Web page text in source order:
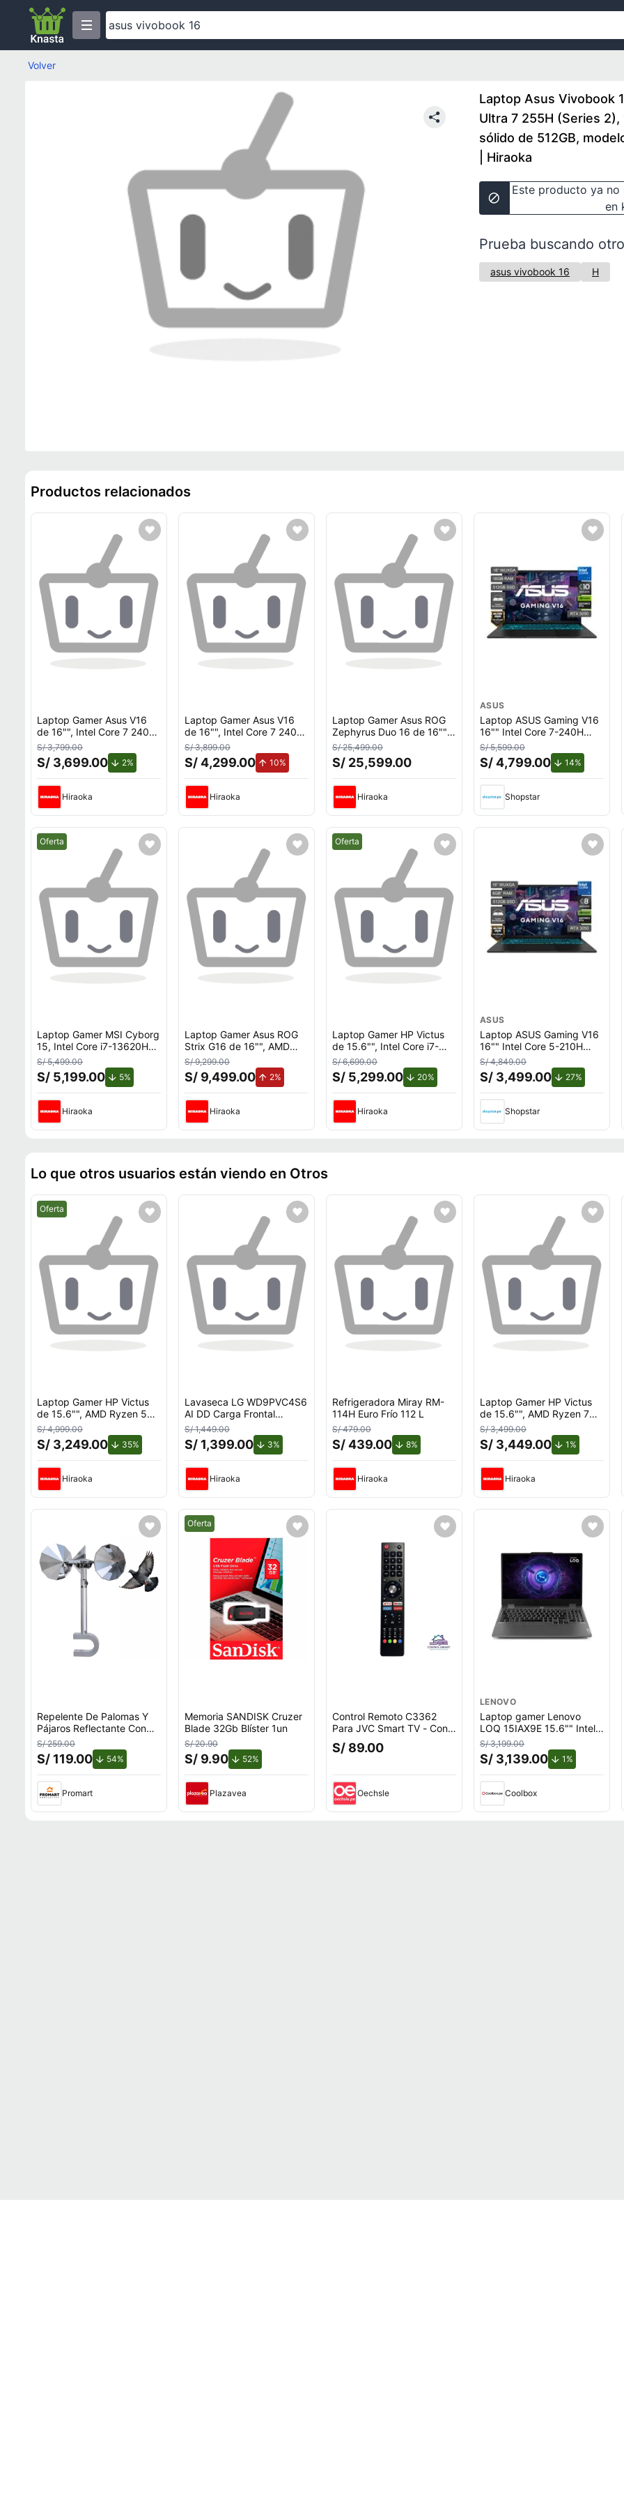
Volver
Laptop Asus Vivobook
Ultra 7 255H (Series 2),
sólido de 512GB,
| Hiraoka
Este producto ya no
en
Prueba buscando
asus vivobook 16 H
Productos relacionados
Laptop Gamer Asus V16
de 16"", Intel Core 7 240H
(Series 2), NVIDIA GeForce
RTX 3050, 16GB RAM,
disco sólido de 512GB,
modelo V3607VJ-RP096W
S/ 3,799.00
S/ 3,699.00 2% de descuento.
Hiraoka
Laptop Gamer Asus V16
de 16"", Intel Core 7 240H,
NVIDIA GeForce RTX
4050, 16GB RAM, disco
sólido de 512GB, modelo
V3607VU-RP036W
S/ 3,899.00
S/ 4,299.00 10% de aumento.
Hiraoka
Laptop Gamer Asus ROG
Zephyrus Duo 16 de 16"",
Intel Core Ultra 9 386H
(Series 3), NVIDIA GeForce
RTX 5090, 64GB RAM,
disco sólido de 2TB,
modelo GX651AX-SR058W
S/ 25,499.00
S/ 25,599.00
Hiraoka
ASUS
Laptop ASUS Gaming V16
16"" Intel Core 7-240H
16GB 512GB SSD
RTX5050
S/ 5,599.00
S/ 4,799.00 14% de
Shopstar
Mejor precio.
Oferta
Laptop Gamer MSI Cyborg
15, Intel Core i7-13620H
(13va Gen), NVIDIA
GeForce RTX 5060, 16GB
RAM, disco sólido de
512GB, modelo B13WEKG
S/ 5,499.00
S/ 5,199.00 5%
Hiraoka
Laptop Gamer Asus ROG
Strix G16 de 16"", AMD
Ryzen 9 9955HX, NVIDIA
GeForce RTX 5070, 16GB
RAM, disco sólido de 1TB,
modelo G614FP-RV010W
S/ 9,299.00
S/ 9,499.00 2%
Hiraoka
Mejor precio.
Oferta
Laptop Gamer HP Victus
de 15.6"", Intel Core i7-
13620H (13va Gen),
NVIDIA GeForce RTX
4050, 16GB RAM, disco
sólido de 1TB, modelo 15-
fa2012la
S/ 6,699.00
S/ 5,299.00 20% de descuento.
Hiraoka
ASUS
Laptop ASUS Gaming V16
16"" Intel Core 5-210H
8GB 512GB SSD RTX3050
S/ 4,849.00
S/ 3,499.00 27% de
Shopstar
Lo que otros usuarios están viendo en Otros
Mejor precio.
Oferta
Laptop Gamer HP Victus
de 15.6"", AMD Ryzen 5
7535HS, NVIDIA GeForce
RTX 3050, 12GB RAM,
disco sólido de 512GB,
modelo 15-fb3058la
S/ 4,999.00
S/ 3,249.00 35% de descuento.
Hiraoka
Lavaseca LG WD9PVC4S6
AI DD Carga Frontal
9kg/5kg
S/ 1,449.00
S/ 1,399.00 3% de descuento.
Hiraoka
Refrigeradora Miray RM-
114H Euro Frío 112 L
S/ 479.00
S/ 439.00 8%
Hiraoka
Laptop Gamer HP Victus
de 15.6"", AMD Ryzen 7
7445H, NVIDIA GeForce
RTX 3050, 16GB RAM,
disco sólido de 512GB,
modelo 15-fb3020la
S/ 3,499.00
S/ 3,449.00 1% de
Hiraoka
Repelente De Palomas Y
Pájaros Reflectante Con
Giro Por Viento Para
Exteriores Con Soporte en
U
S/ 259.00
S/ 119.00 54%
Promart
Mejor precio.
Oferta
Memoria SANDISK Cruzer
Blade 32Gb Blíster 1un
S/ 20.90
S/ 9.90 52%
Plazavea
Control Remoto C3362
Para JVC Smart TV - Con
Función De Voz
S/ 89.00
Oechsle
LENOVO
Laptop gamer Lenovo
LOQ 15IAX9E 15.6"" Intel
Core i5, 512GB SSD, 8GB
RAM, Windows 11 Home,
gris
S/ 3,199.00
S/ 3,139.00 1%
Coolbox